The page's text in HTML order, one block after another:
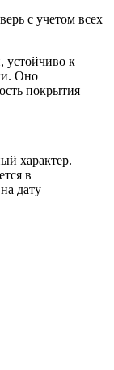
с учетом всех
устойчиво к
Оно
покрытия
характер.
в
дату